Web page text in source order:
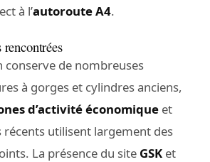
à l’autoroute A4.
rencontrées
conserve de nombreuses
à gorges et cylindres anciens,
d’activité économique et
récents utilisent largement des
La présence du site GSK et